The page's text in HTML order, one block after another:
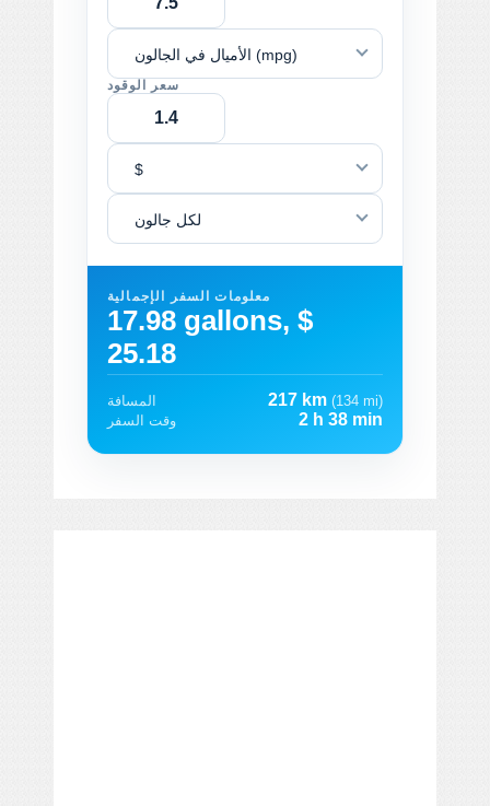
الأميال في الجالون (mpg)
سعر الوقود
$
لكل جالون
معلومات السفر الإجمالية
17.98 gallons, $
25.18
المسافة 217 km (134 mi)
وقت السفر
2 h 38 min